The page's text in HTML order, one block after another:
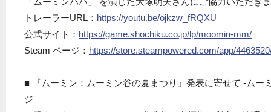
トレーラーURL： https://youtu.be/ojkzw_fRQXU
公式サイト： https://game.shochiku.co.jp/lp/moomin-mm/
Steam ページ： https://store.steampowered.com/app/
■ 『ムーミン：ムーミン谷の夏まつり』発表に寄せて -ムー
ジ